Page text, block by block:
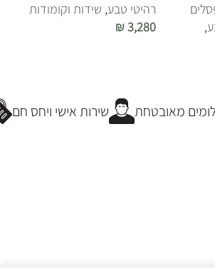
,
רהיטי טבע, שידות וקומודות
₪3,280
שירות אישי ויחס חם מאובטחת